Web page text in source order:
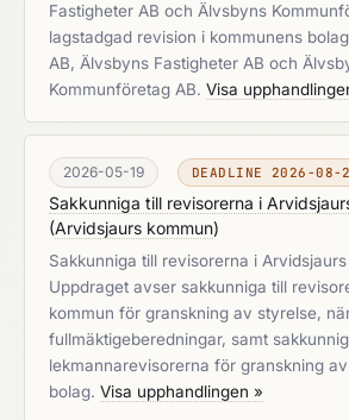
Fastigheter AB och Älvsbyns
lagstadgad revision i kommunens
AB, Älvsbyns Fastigheter AB och
Kommunföretag AB. Visa
2026-05-19 DEADLINE 2026-08-
Sakkunniga till revisorerna i
(Arvidsjaurs kommun)
Sakkunniga till revisorerna i
Uppdraget avser sakkunniga till
kommun för granskning av styrelse,
fullmäktigeberedningar, samt
lekmannarevisorerna för granskning
bolag. Visa upphandlingen »